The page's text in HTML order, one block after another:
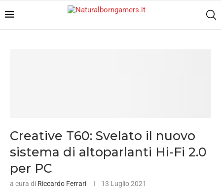
Creative T60: Svelato il nuovo
sistema di altoparlanti Hi-Fi 2.0
per PC
a cura di Riccardo Ferrari 13 Luglio 2021